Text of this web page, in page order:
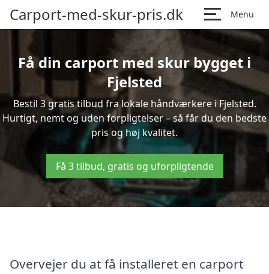
Carport-med-skur-pris.dk Menu
Få din carport med skur bygget i
Fjelsted
Bestil 3 gratis tilbud fra lokale håndværkere i Fjelsted.
Hurtigt, nemt og uden forpligtelser – så får du den bedste
pris og høj kvalitet.
Få 3 tilbud, gratis og uforpligtende
Overvejer du at få installeret en carport